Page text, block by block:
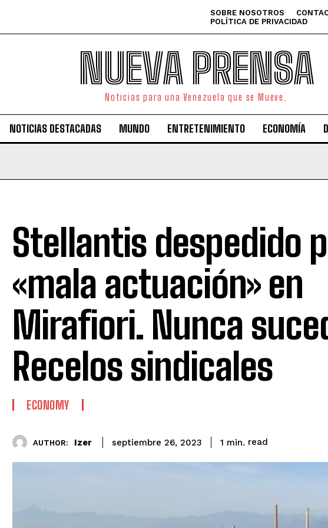
SOBRE NOSOTROS
POLÍTICA DE PRIVACIDAD
NUEVA PRENSA
Noticias para una Venezuela que se Mueve.
NOTICIAS DESTACADAS MUNDO ENTRETENIMIENTO ECONOMÍA
Stellantis despedido
«mala actuación» en
Mirafiori. Nunca
Recelos sindicales
ECONOMY
AUTHOR: Izer septiembre 26, 2023 1 min. read